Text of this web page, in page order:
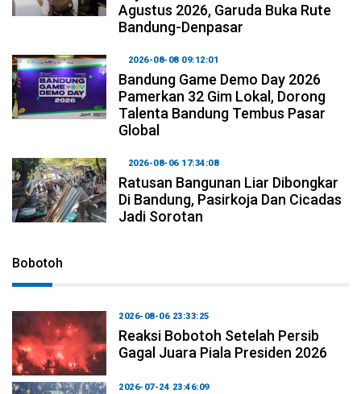
Agustus 2026, Garuda Buka Rute
Bandung-Denpasar
2026-08-08 09:12:01
Bandung Game Demo Day 2026
Pamerkan 32 Gim Lokal, Dorong
Talenta Bandung Tembus Pasar
Global
2026-08-06 17:34:08
Ratusan Bangunan Liar Dibongkar
Di Bandung, Pasirkoja Dan Cicadas
Jadi Sorotan
Bobotoh
2026-08-06 23:33:25
Reaksi Bobotoh Setelah Persib
Gagal Juara Piala Presiden 2026
2026-07-24 23:46:09